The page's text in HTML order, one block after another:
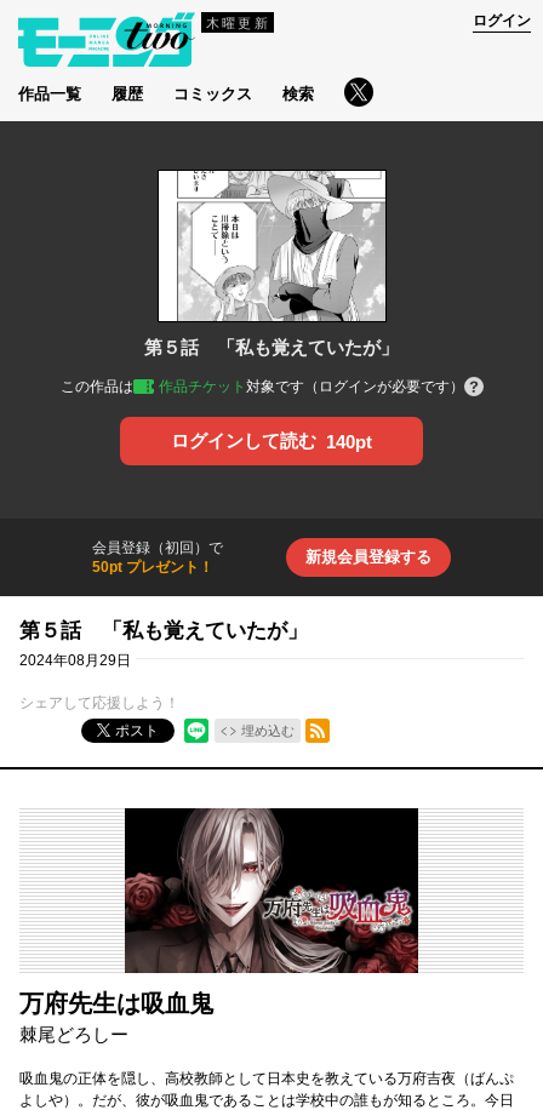
木曜更新
作品一覧 履歴 コミックス 検索
ログイン
第５話 「私も覚えていたが」
この作品は 作品チケット 対象です（ログインが必要です）
ログインして読む 140pt
会員登録（初回）で
50pt プレゼント！
新規会員登録する
第５話 「私も覚えていたが」
2024年08月29日
シェアして応援しよう！
ポスト
埋め込む
RSSフィード
万府先生は吸血鬼
棘尾どろしー
吸血鬼の正体を隠し、高校教師として日本史を教えている万府吉夜（ばんぷ
よしや）。だが、彼が吸血鬼であることは学校中の誰もが知るところ。今日